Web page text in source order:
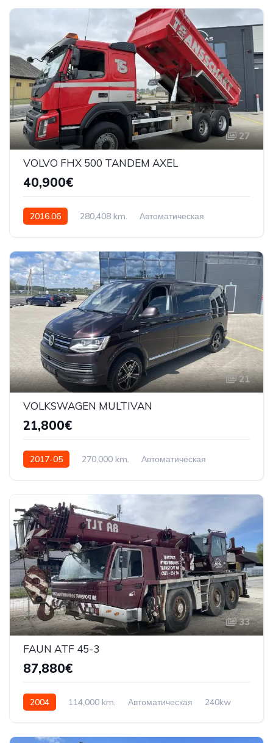
27
VOLVO FHX 500 TANDEM AXEL
40,900€
2016.06 280,408 km.
Автоматическая
21
VOLKSWAGEN MULTIVAN
21,800€
2017-05 270,000 km.
Автоматическая
33
FAUN ATF 45-3
87,880€
2004 114,000 km. Автоматическая 240kw